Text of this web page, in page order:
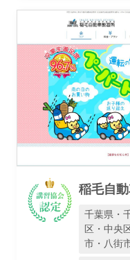
稲毛自
千葉県・
区・中央
市・八街